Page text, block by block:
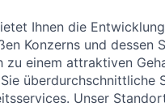
Ihnen die
Konzerns und dessen
zu einem attraktiven
überdurchschnittliche
Unser